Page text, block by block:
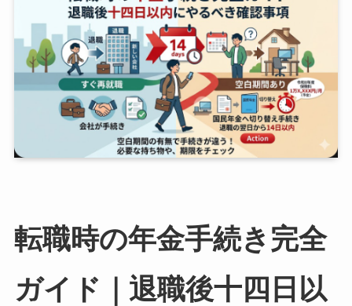
転職時の年金手続き完全
ガイド｜退職後十四日以